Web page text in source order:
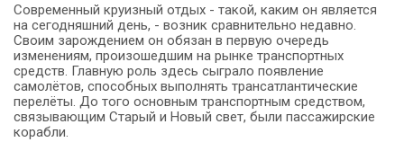
Современный круизный отдых - такой, каким он является
на сегодняшний день, - возник сравнительно недавно.
Своим зарождением он обязан в первую очередь
изменениям, произошедшим на рынке транспортных
средств. Главную роль здесь сыграло появление
самолётов, способных выполнять трансатлантические
перелёты. До того основным транспортным средством,
связывающим Старый и Новый свет, были пассажирские
корабли.